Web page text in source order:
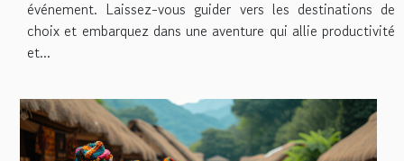
événement. Laissez-vous guider vers les destinations de
choix et embarquez dans une aventure qui allie productivité
et...